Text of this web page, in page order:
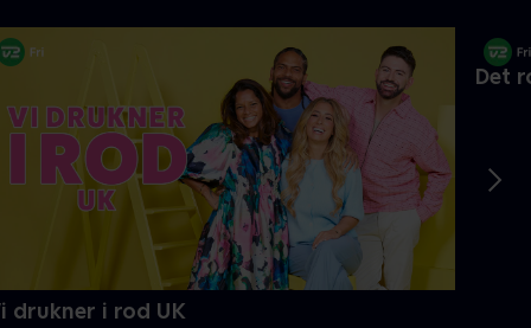
drukner i rod UK